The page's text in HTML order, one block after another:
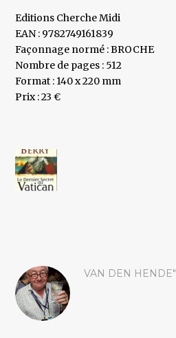
Editions Cherche Midi
EAN : 9782749161839
Façonnage normé : BROCHE
Nombre de pages : 512
Format : 140 x 220 mm
Prix : 23 €
VAN DEN HENDE"